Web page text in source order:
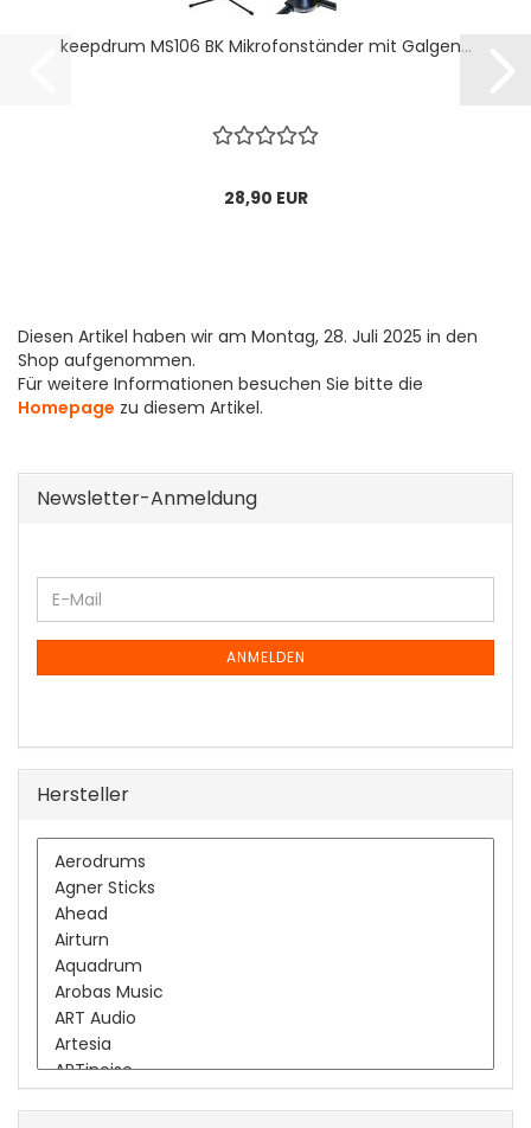
keepdrum MS106 BK Mikrofonständer mit Galgen...
28,90 EUR
Diesen Artikel haben wir am Montag, 28. Juli 2025 in den
Shop aufgenommen.
Für weitere Informationen besuchen Sie bitte die
Homepage zu diesem Artikel.
Newsletter-Anmeldung
WEITER
ZUR
NEWSLETTER-
E-
Mail
ANMELDEN
Hersteller